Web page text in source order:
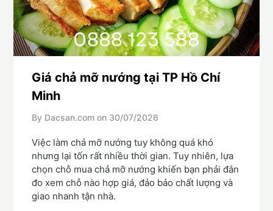
Giá chả mỡ nướng tại TP Hồ Chí
Minh
By Dacsan.com on 30/07/2026
Việc làm chả mỡ nướng tuy không quá khó
nhưng lại tốn rất nhiều thời gian. Tuy nhiên, lựa
chọn chỗ mua chả mỡ nướng khiến bạn phải đắn
đo xem chỗ nào hợp giá, đảo bảo chất lượng và
giao nhanh tận nhà.